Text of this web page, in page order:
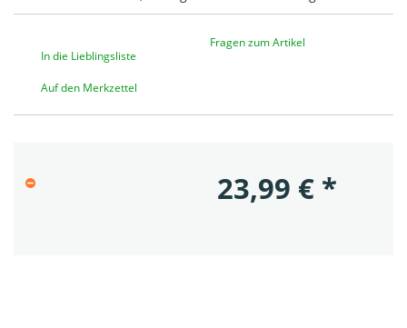
In die Lieblingsliste
Auf den Merkzettel
Fragen zum Artikel
23,99 € *